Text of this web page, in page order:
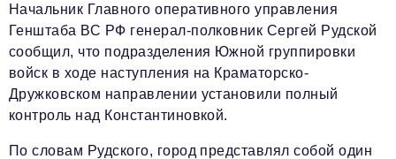
podpiska@business-magazine.online
Отдел по работе с партнерами
partner@business-magazine.online
Начальник Главного оперативного управления
Генштаба ВС РФ генерал-полковник Сергей Рудской
сообщил, что подразделения Южной группировки
войск в ходе наступления на Краматорско-
Дружковском направлении установили полный
контроль над Константиновкой.
По словам Рудского, город представлял собой один